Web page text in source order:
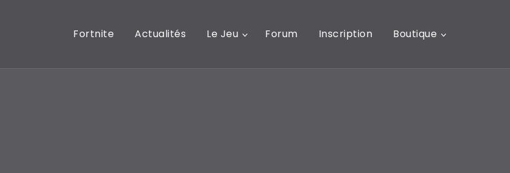
Fortnite Actualités Le Jeu Forum Inscription Boutique